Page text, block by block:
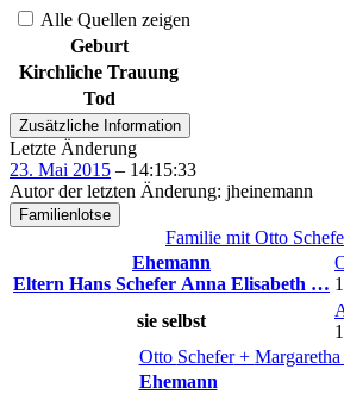
Alle Quellen zeigen
Geburt
Kirchliche Trauung
Tod
Zusätzliche Information
Letzte Änderung
23. Mai 2015 – 14:15:33
Autor der letzten Änderung: jheinemann
Familienlotse
Familie mit Otto
Ehemann
Eltern Hans Schefer Anna Elisabeth …
sie selbst
Otto Schefer+ Margaretha
Ehemann